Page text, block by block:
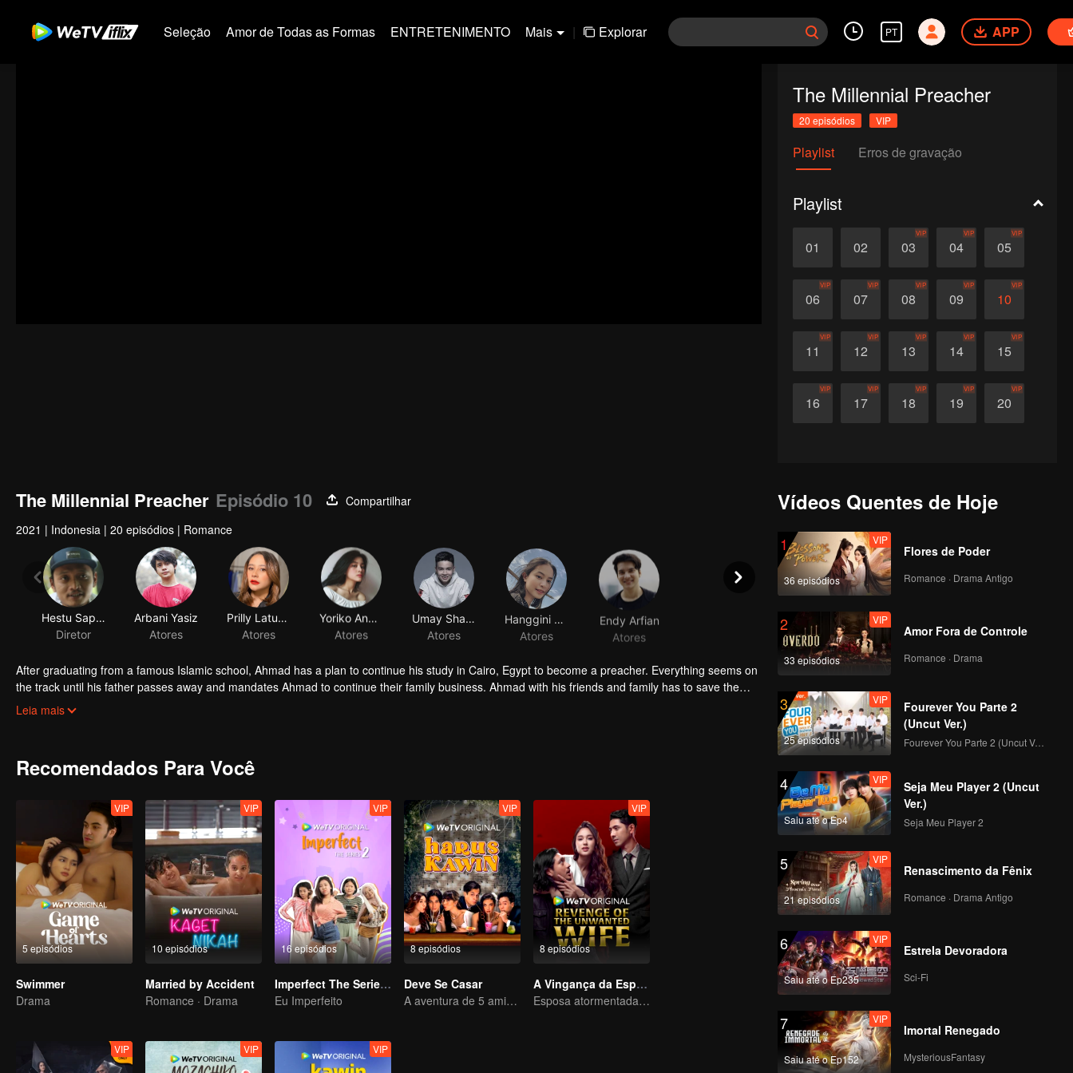
Seleção Amor de Todas as Formas ENTRETENIMENTO Mais | Explorar PT APP
The Millennial Preacher
20 episódios VIP
Playlist Erros de gravação
Playlist
01 02 03
VIP
04
VIP
05
VIP
06
VIP
07
VIP
08
VIP
09
VIP
10
VIP
11
VIP
12
VIP
13
VIP
14
VIP
15
VIP
16
VIP
17
VIP
18
VIP
19
VIP
20
VIP
The Millennial Preacher Episódio 10
Compartilhar
2021 | Indonesia | 20 episódios | Romance
Hestu Saputra
Diretor
Arbani Yasiz
Atores
Prilly Latuconsina
Atores
Yoriko Angeline
Atores
Atores
Atores
Endy Arfian
Atores
After graduating from a famous Islamic school, Ahmad has a plan to continue his study in Cairo, Egypt to become a preacher. Everything seems on
the track until his father passes away and mandates Ahmad to continue their family business. Ahmad with his friends and family has to save the
business from bankruptcy, face a complicated love triangle, and pursue his dream to become a millennial preacher that can inspire other people.
Leia mais
Recomendados Para Você
5 episódios
VIP
Swimmer
Drama
10 episódios
VIP
Married by Accident
Romance · Drama
16 episódios
VIP
Imperfect The Series S2
Eu Imperfeito
8 episódios
VIP
Deve Se Casar
A aventura de 5 amigos em busca de uma alma gêmea!
8 episódios
VIP
A Vingança da Esposa Indesejada
Esposa atormentada permanece em silêncio, mas sua vingança nunca cessa.
VIP VIP VIP
Vídeos Quentes de Hoje
1
36 episódios
VIP
Flores de Poder
Romance · Drama Antigo
2
33 episódios
VIP
Amor Fora de Controle
Romance · Drama
3
25 episódios
VIP
Fourever You Parte 2
(Uncut Ver.)
Fourever You Parte 2 (Uncut Ver.)
4
Saiu até o Ep4
VIP
Seja Meu Player 2 (Uncut
Ver.)
Seja Meu Player 2
5
21 episódios
VIP
Renascimento da Fênix
Romance · Drama Antigo
6
Saiu até o Ep235
VIP
Estrela Devoradora
Sci-Fi
7
Saiu até o Ep152
VIP
Imortal Renegado
MysteriousFantasy